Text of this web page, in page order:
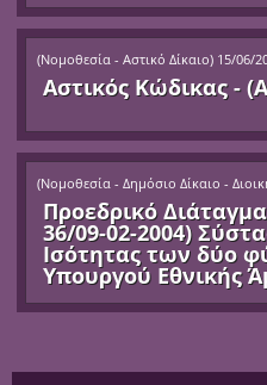
(Νομοθεσία - Αστικό Δίκαιο) 15/06/
Αστικός Κώδικας -
(Νομοθεσία - Δημόσιο Δίκαιο -
Προεδρικό
36/09-02-2004)
Ισότητας των δύο
Υπουργού Εθνικής